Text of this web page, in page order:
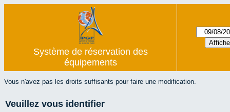
Système de réservation des
équipements
Vous n'avez pas les droits suffisants pour faire une modification.
Veuillez vous identifier